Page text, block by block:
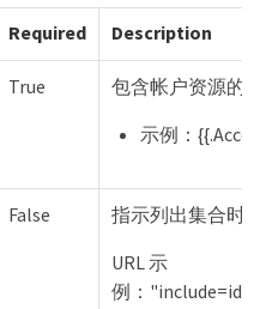
Required Description
True
包含帐户资源的
示例：
False
指示列出集合时
URL 示
例："include=id"